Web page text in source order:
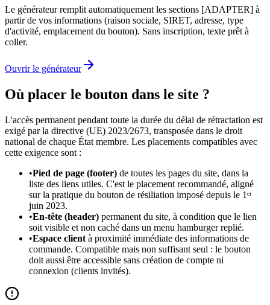
Le générateur remplit automatiquement les sections [ADAPTER] à
partir de vos informations (raison sociale, SIRET, adresse, type
d'activité, emplacement du bouton). Sans inscription, texte prêt à
coller.
Ouvrir le générateur
Où placer le bouton dans le site ?
L'accès permanent pendant toute la durée du délai de rétractation est
exigé par la directive (UE) 2023/2673, transposée dans le droit
national de chaque État membre. Les placements compatibles avec
cette exigence sont :
•Pied de page (footer) de toutes les pages du site, dans la
liste des liens utiles. C'est le placement recommandé, aligné
sur la pratique du bouton de résiliation imposé depuis le 1ᵉʳ
juin 2023.
•En-tête (header) permanent du site, à condition que le lien
soit visible et non caché dans un menu hamburger replié.
•Espace client à proximité immédiate des informations de
commande. Compatible mais non suffisant seul : le bouton
doit aussi être accessible sans création de compte ni
connexion (clients invités).